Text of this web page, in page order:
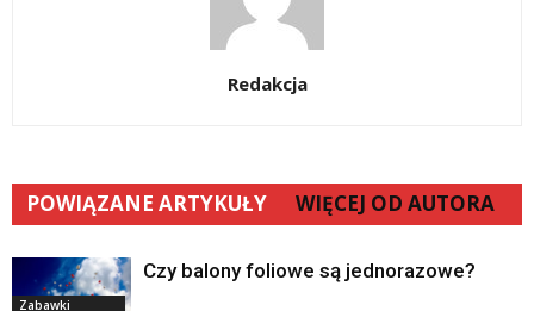
Redakcja
POWIĄZANE ARTYKUŁY WIĘCEJ OD AUTORA
Zabawki
Czy balony foliowe są jednorazowe?